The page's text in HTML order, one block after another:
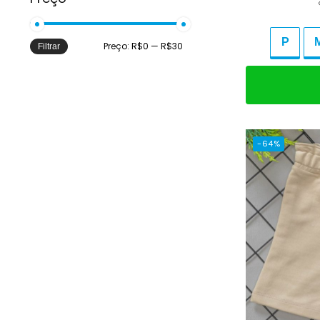
P
-64%
Filtrar Preço:R$0 —R$30